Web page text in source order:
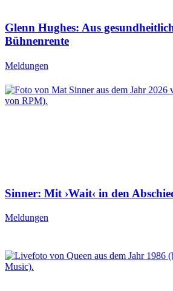
Glenn Hughes: Aus
Bühnenrente
Meldungen
Sinner: Mit ›Wait‹ in den
Meldungen